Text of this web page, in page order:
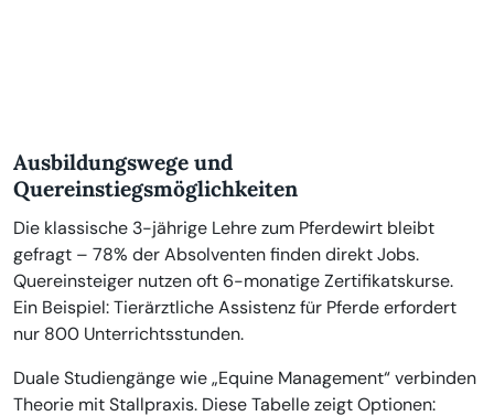
Ausbildungswege und
Quereinstiegsmöglichkeiten
Die klassische 3-jährige Lehre zum Pferdewirt bleibt
gefragt – 78% der Absolventen finden direkt Jobs.
Quereinsteiger nutzen oft 6-monatige Zertifikatskurse.
Ein Beispiel: Tierärztliche Assistenz für Pferde erfordert
nur 800 Unterrichtsstunden.
Duale Studiengänge wie „Equine Management“ verbinden
Theorie mit Stallpraxis. Diese Tabelle zeigt Optionen: